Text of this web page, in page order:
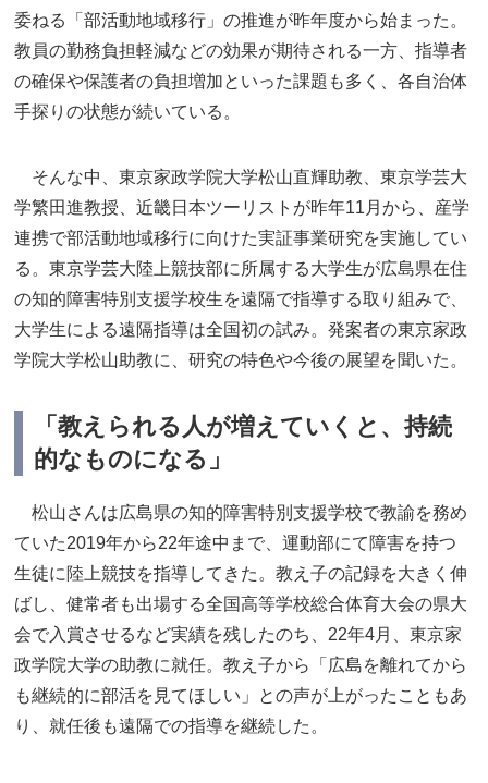
委ねる「部活動地域移行」の推進が昨年度から始まった。
教員の勤務負担軽減などの効果が期待される一方、指導者
の確保や保護者の負担増加といった課題も多く、各自治体
手探りの状態が続いている。
そんな中、東京家政学院大学松山直輝助教、東京学芸大
学繁田進教授、近畿日本ツーリストが昨年11月から、産学
連携で部活動地域移行に向けた実証事業研究を実施してい
る。東京学芸大陸上競技部に所属する大学生が広島県在住
の知的障害特別支援学校生を遠隔で指導する取り組みで、
大学生による遠隔指導は全国初の試み。発案者の東京家政
学院大学松山助教に、研究の特色や今後の展望を聞いた。
「教えられる人が増えていくと、持続
的なものになる」
松山さんは広島県の知的障害特別支援学校で教諭を務め
ていた2019年から22年途中まで、運動部にて障害を持つ
生徒に陸上競技を指導してきた。教え子の記録を大きく伸
ばし、健常者も出場する全国高等学校総合体育大会の県大
会で入賞させるなど実績を残したのち、22年4月、東京家
政学院大学の助教に就任。教え子から「広島を離れてから
も継続的に部活を見てほしい」との声が上がったこともあ
り、就任後も遠隔での指導を継続した。